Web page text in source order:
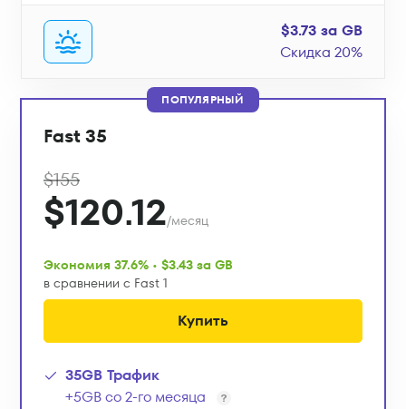
$3.73 за GB
Скидка 20%
ПОПУЛЯРНЫЙ
Fast 35
$155
$120.12/месяц
Экономия 37.6% • $3.43 за GB
в сравнении с Fast 1
Купить
35GB Трафик
+5GB со 2-го месяца